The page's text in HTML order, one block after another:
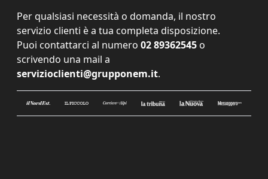
Per qualsiasi necessità o domanda, il nostro
servizio clienti è a tua completa disposizione.
Puoi contattarci al numero 02 89362545 o
scrivendo una mail a
servizioclienti@grupponem.it.